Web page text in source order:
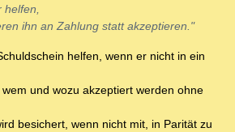
helfen,
ihn an Zahlung statt akzeptieren."
helfen, wenn er nicht in ein
und wozu akzeptiert werden ohne
besichert, wenn nicht mit, in Parität zu